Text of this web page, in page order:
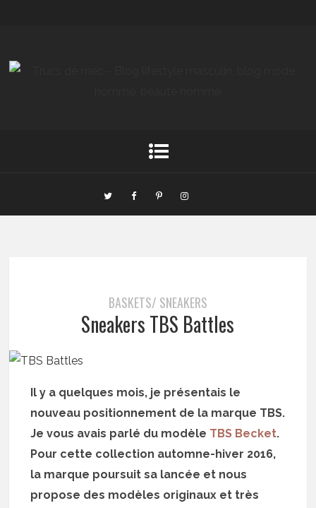
BASKETS/ SNEAKERS
Sneakers TBS Battles
Il y a quelques mois, je présentais le
nouveau positionnement de la marque TBS.
Je vous avais parlé du modèle TBS Becket.
Pour cette collection automne-hiver 2016,
la marque poursuit sa lancée et nous
propose des modèles originaux et très